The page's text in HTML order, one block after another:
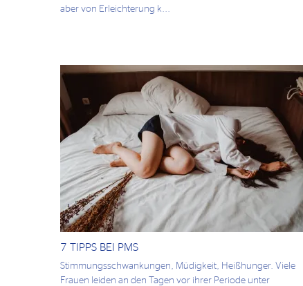
aber von Erleichterung k...
7 TIPPS BEI PMS
Stimmungsschwankungen, Müdigkeit, Heißhunger. Viele
Frauen leiden an den Tagen vor ihrer Periode unter